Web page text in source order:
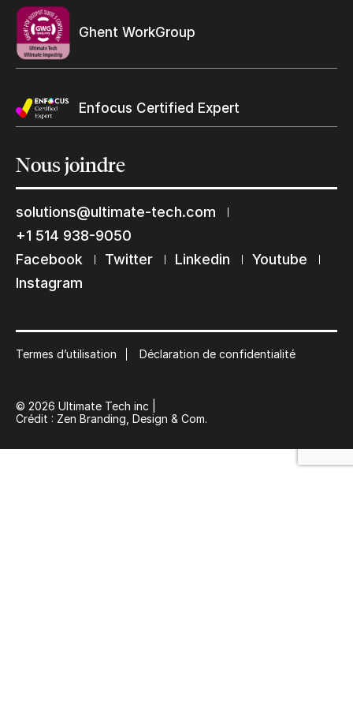
Ghent WorkGroup
Enfocus Certified Expert
Nousjoindre
solutions@ultimate-tech.com
+1 514 938-9050
Facebook
Twitter Linkedin
Youtube
Instagram
Termes d’utilisation Déclaration de confidentialité
© 2026 Ultimate Tech inc |
Crédit : Zen Branding, Design & Com.
Restons en contact
Suscribe